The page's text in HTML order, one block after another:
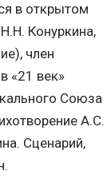
в открытом
Конуркина,
член
«21 век»
Союза
А.С.
Сценарий,